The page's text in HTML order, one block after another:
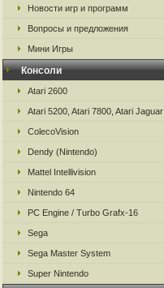
Новости игр и программ
Вопросы и предложения
Мини Игры
Консоли
Atari 2600
Atari 5200, Atari 7800, Atari Jaguar
ColecoVision
Dendy (Nintendo)
Mattel Intellivision
Nintendo 64
PC Engine / Turbo Grafx-16
Sega
Sega Master System
Super Nintendo